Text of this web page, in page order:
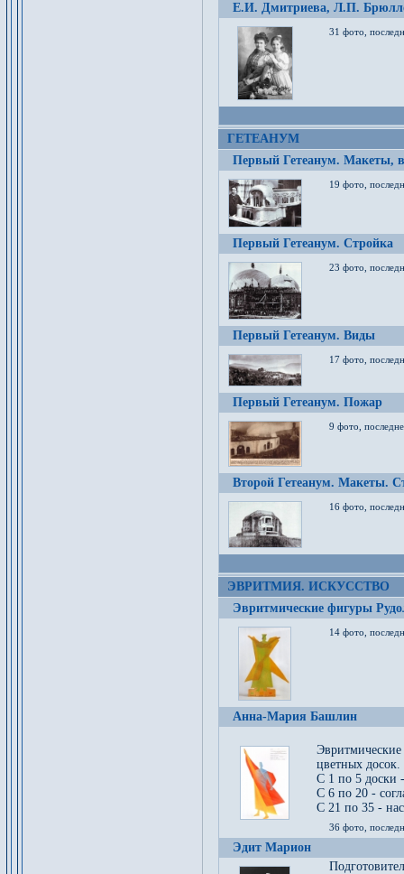
Е.И. Дмитриева, Л.П.
31 фото,
ГЕТЕАНУМ
Первый Гетеанум. Макеты,
19 фото,
Первый Гетеанум. Стройка
23 фото,
Первый Гетеанум. Виды
17 фото,
Первый Гетеанум. Пожар
9 фото,
Второй Гетеанум. Макеты.
16 фото,
ЭВРИТМИЯ. ИСКУССТВО
Эвритмические фигуры
14 фото,
Анна-Мария Башлин
цветных досок.
С 1 по 5 доски
С 6 по 20 -
С 21 по 35 -
36 фото,
Эдит Марион